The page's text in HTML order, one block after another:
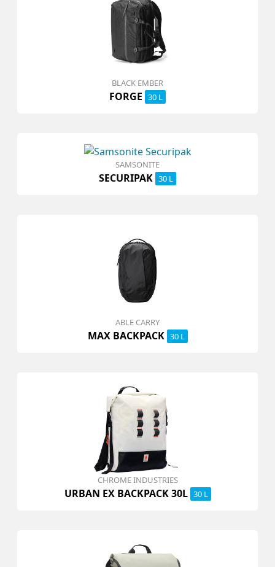
BLACK EMBER
FORGE 30 L
SAMSONITE
SECURIPAK 30 L
ABLE CARRY
MAX BACKPACK 30 L
CHROME INDUSTRIES
URBAN EX BACKPACK 30L 30 L